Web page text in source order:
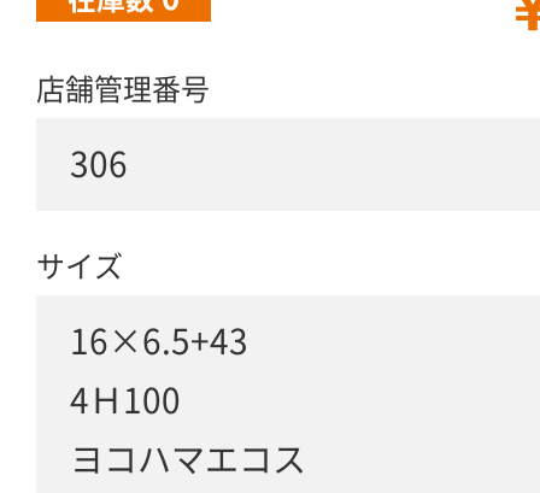
店舗管理番号
306
サイズ
16×6.5+43
4Ｈ100
ヨコハマエコス